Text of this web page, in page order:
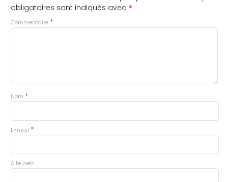
obligatoires sont indiqués avec *
Commentaire *
Nom *
E-mail *
Site web